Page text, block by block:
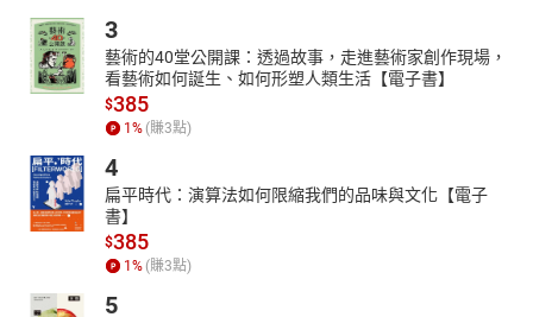
3
藝術的40堂公開課：透過故事，走進藝術家創作現場，
看藝術如何誕生、如何形塑人類生活【電子書】
$385
1 % (賺3點)
4
扁平時代：演算法如何限縮我們的品味與文化【電子
書】
$385
1 % (賺3點)
5